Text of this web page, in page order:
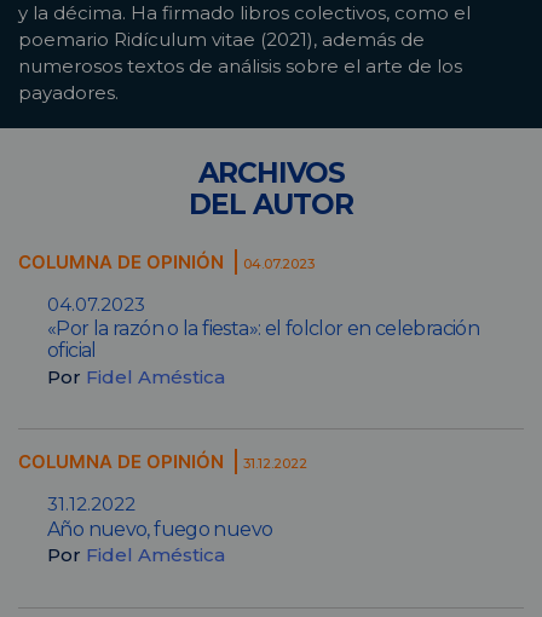
y la décima. Ha firmado libros colectivos, como el
poemario Ridículum vitae (2021), además de
numerosos textos de análisis sobre el arte de los
payadores.
ARCHIVOS
DEL AUTOR
COLUMNA DE OPINIÓN 04.07.2023
04.07.2023
«Por la razón o la fiesta»: el folclor en celebración
oficial
Por Fidel Améstica
COLUMNA DE OPINIÓN 31.12.2022
31.12.2022
Año nuevo, fuego nuevo
Por Fidel Améstica